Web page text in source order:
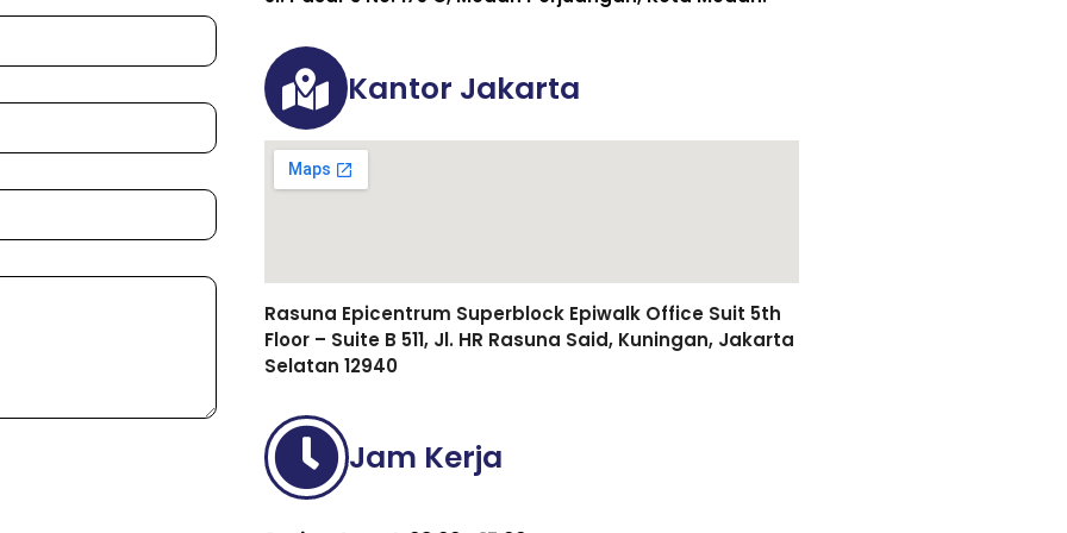
Kantor Jakarta
Rasuna Epicentrum Superblock Epiwalk Office Suit 5th
Floor – Suite B 511, Jl. HR Rasuna Said, Kuningan, Jakarta
Selatan 12940
Jam Kerja